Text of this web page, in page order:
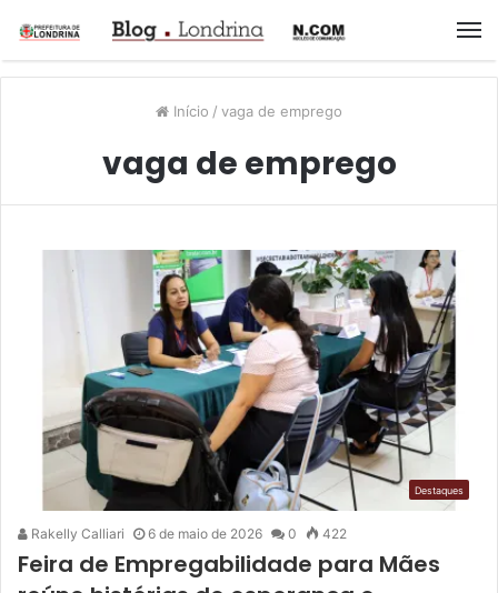
Início / vaga de emprego
vaga de emprego
Destaques
Rakelly Calliari 6 de maio de 2026 0 422
Feira de Empregabilidade para Mães